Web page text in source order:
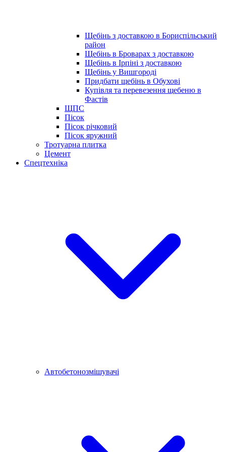
Щебінь з доставкою в Бориспільський
район
Щебінь в Броварах з доставкою
Щебінь в Ірпіні з доставкою
Щебінь у Вишгороді
Придбати щебінь в Обухові
Купівля та перевезення щебеню в
Фастів
ЩПС
Пісок
Пісок річковий
Пісок яружний
Тротуарна плитка
Цемент
Спецтехніка
Автобетонозмішувачі